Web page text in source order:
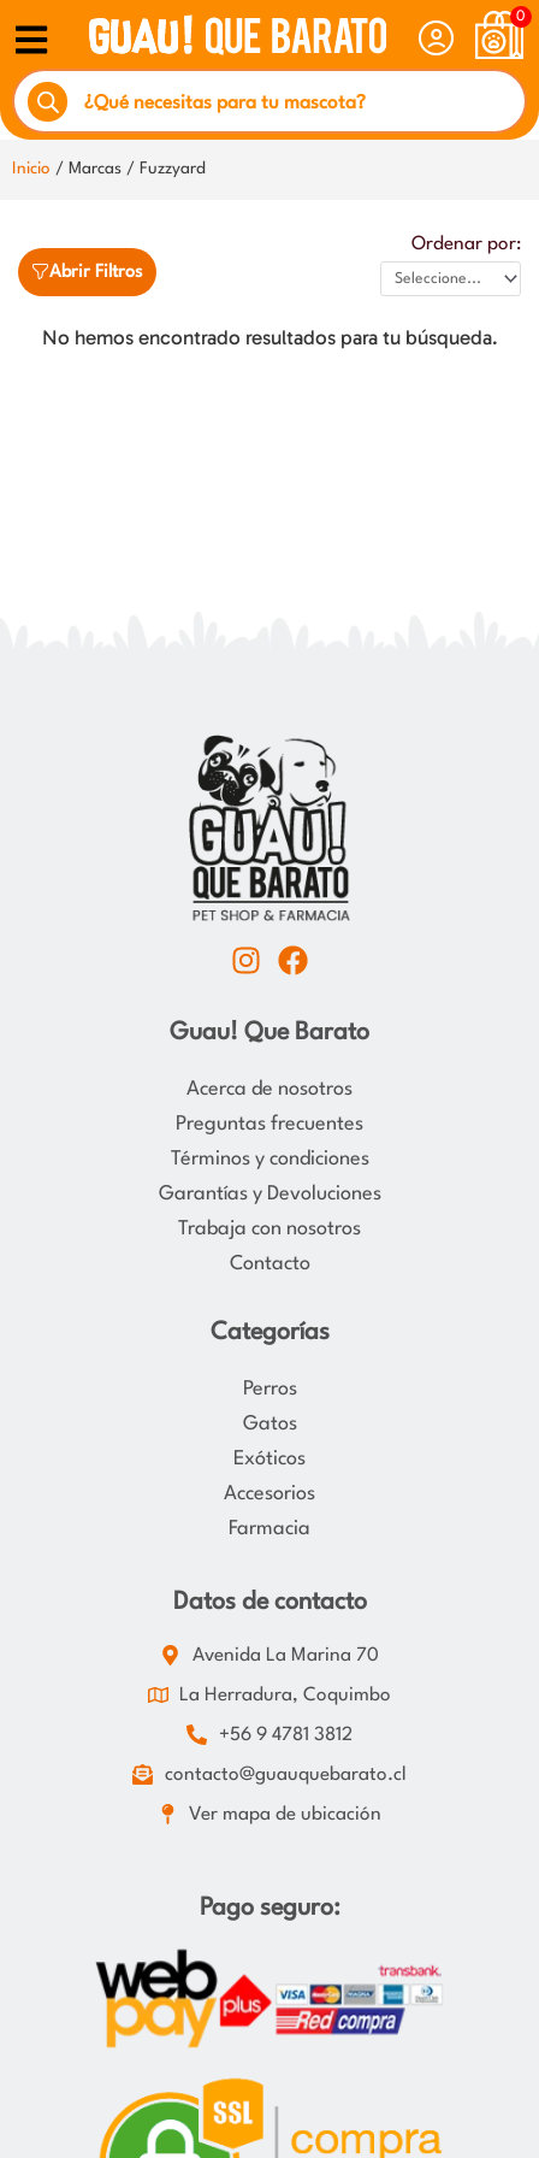
contenido
0
Búsqueda
de
productos
Inicio / Marcas / Fuzzyard
Abrir Filtros
Ordenar por:
No hemos encontrado resultados para tu búsqueda.
I
s
t
a
r
a
m
F
c
e
b
o
k
Guau! Que Barato
Acerca de nosotros
Preguntas frecuentes
Términos y condiciones
Garantías y Devoluciones
Trabaja con nosotros
Contacto
Categorías
Perros
Gatos
Exóticos
Accesorios
Farmacia
Datos de contacto
Avenida La Marina 70
La Herradura, Coquimbo
+56 9 4781 3812
contacto@guauquebarato.cl
Ver mapa de ubicación
Pago seguro: